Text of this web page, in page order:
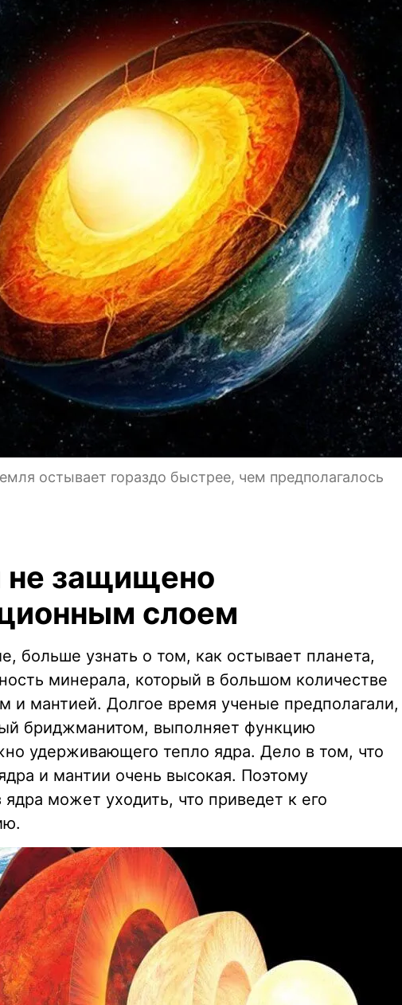
остывает гораздо быстрее, чем предполагалось
не защищено
слоем
больше узнать о том, как остывает планета,
минерала, который в большом количестве
и мантией. Долгое время ученые предполагали,
бриджманитом, выполняет функцию
удерживающего тепло ядра. Дело в том, что
и мантии очень высокая. Поэтому
ядра может уходить, что приведет к его